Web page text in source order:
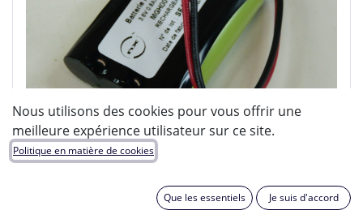
Nous utilisons des cookies pour vous offrir une
meilleure expérience utilisateur sur ce site.
Politique en matière de cookies
Que les essentiels Je suis d'accord